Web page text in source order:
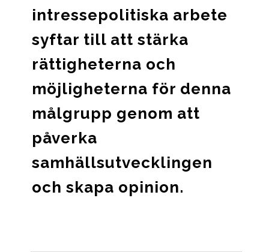
intressepolitiska arbete
syftar till att stärka
rättigheterna och
möjligheterna för denna
målgrupp genom att
påverka
samhällsutvecklingen
och skapa opinion.